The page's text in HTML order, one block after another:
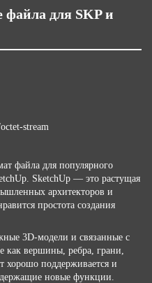
для SKP и
stream
файла для популярного
SketchUp — это растущая
архитекторов и
простота создания
3D-модели и связанные с
как вершины, ребра, грани,
хорошо поддерживается и
новые функции.